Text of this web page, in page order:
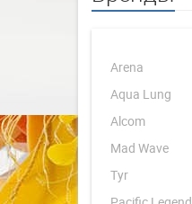
Arena
Aqua Lung
Alcom
Mad Wave
Tyr